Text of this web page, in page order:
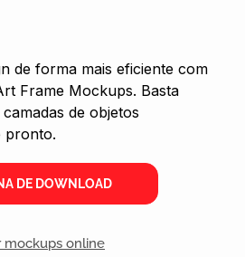
de forma mais eficiente com
Frame Mockups. Basta
de objetos
pronto.
DE DOWNLOAD
mockups online